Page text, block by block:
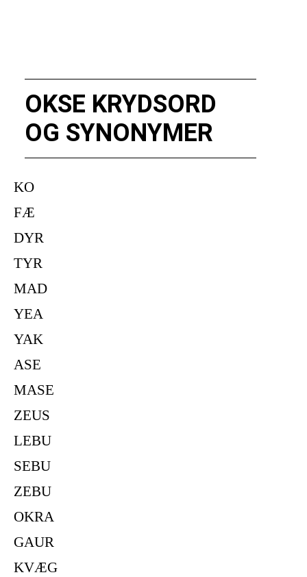
OKSE KRYDSORD
OG SYNONYMER
KO
FÆ
DYR
TYR
MAD
YEA
YAK
ASE
MASE
ZEUS
LEBU
SEBU
ZEBU
OKRA
GAUR
KVÆG